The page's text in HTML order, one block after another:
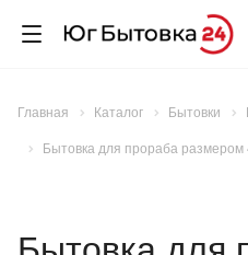
Главная Каталог Бытовки
Бытовка для прораба размером